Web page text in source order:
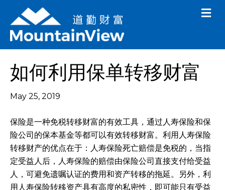
M
e
如何利用保单转移财富
May 25, 2019
保险是一种免税转移财富的有效工具，通过人寿保险和保
险公司的保本基金等都可以有效转移财富。利用人寿保险
转移财产的优点在于：人寿保险死亡赔偿是免税的，当指
定受益人后，人寿保险的赔偿由保险公司直接支付给受益
人，可避免遗嘱认证的费用和资产转移的拖延。另外，利
用人寿保险转移资产具有高度的私密性，即可能只有受益